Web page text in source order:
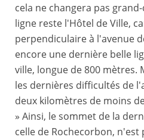
cela ne changera pas
ligne reste l'Hôtel de Ville,
perpendiculaire à l'avenue
encore une dernière belle
ville, longue de 800 mètres.
les dernières difficultés de
deux kilomètres de moins
» Ainsi, le sommet de la
celle de Rochecorbon,